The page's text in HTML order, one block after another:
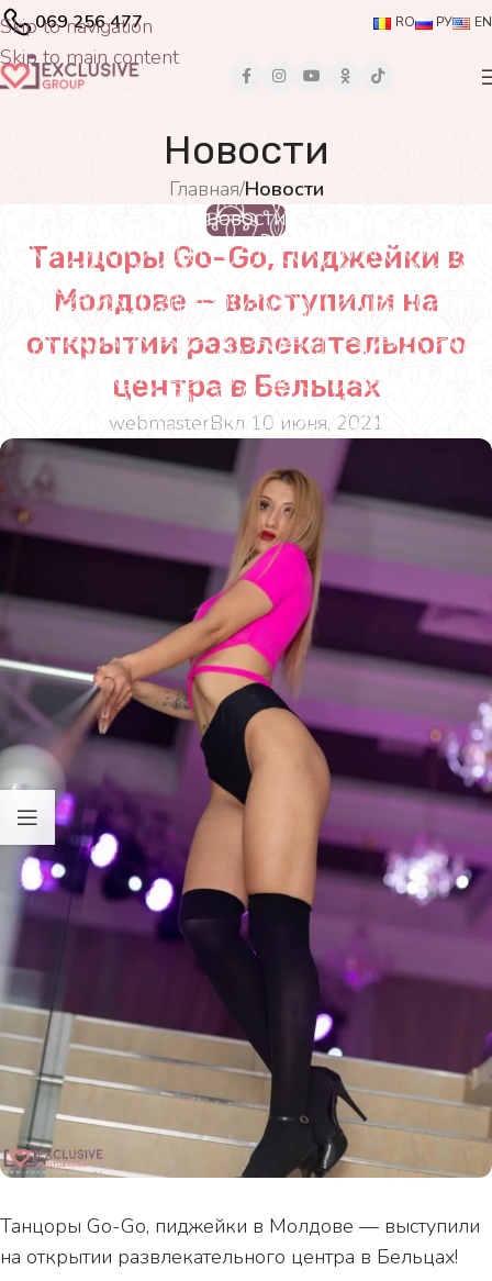
Skip to navigation
Skip to main content
069 256 477 RO РУ EN
Новости
Главная/Новости
НОВОСТИ
Танцоры Go-Go, пиджейки в
Молдове — выступили на
открытии развлекательного
центра в Бельцах
webmasterВкл 10 июня, 2021
Танцоры Go-Go, пиджейки в Молдове — выступили
на открытии развлекательного центра в Бельцах!